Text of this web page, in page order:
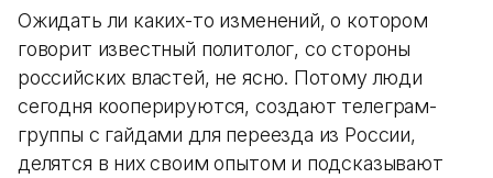
Ожидать ли каких-то изменений, о котором
говорит известный политолог, со стороны
российских властей, не ясно. Потому люди
сегодня кооперируются, создают телеграм-
группы с гайдами для переезда из России,
делятся в них своим опытом и подсказывают